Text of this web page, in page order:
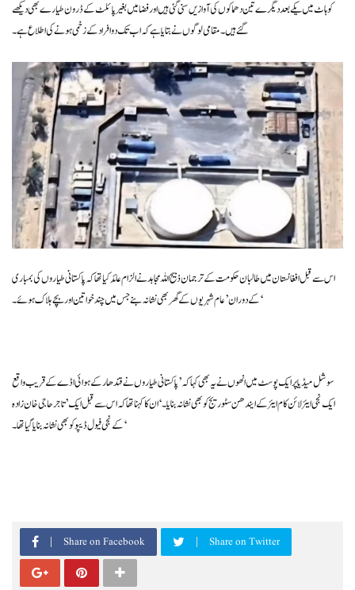
کوہاٹ میں یکے بعد دیگرے تین دھماکوں کی آوازیں سنی گئی ہیں اور فضا میں بغیر پائلٹ کے ڈرون طیارے بھی دیکھے
گئے ہیں۔ مقامی لوگوں نے بتایا ہے کہ اب تک دو افراد کے زخمی ہونے کی اطلاع ہے۔
اس سے قبل افغانستان میں طالبان حکومت کے ترجمان ذبیح اللہ مجاہد نے الزام عائد کیا تھا کہ پاکستانی طیاروں کی بمباری
کے دوران ’عام شہریوں کے گھر بھی نشانہ بنے جس میں چند خواتین اور بچے ہلاک ہوئے۔‘
سوشل میڈیا پر ایک پوسٹ میں انھوں نے یہ بھی کہا کہ ’پاکستانی طیاروں نے قندھار کے ہوائی اڈے کے قریب واقع
ایک نجی ایئرلائن کام ایئر کے ایندھن سٹوریج کو بھی نشانہ بنایا۔‘ ان کا کہنا تھا کہ اس سے قبل ایک ’تاجر حاجی خان زادہ
کے نجی فیول ڈیپو کو بھی نشانہ بنایا گیا تھا۔‘
Share on Facebook Share on Twitter